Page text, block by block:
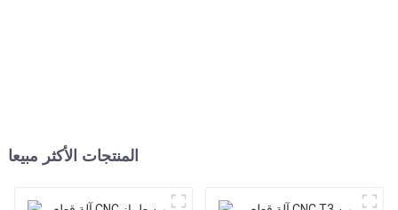
المنتجات الأكثر مبيعا